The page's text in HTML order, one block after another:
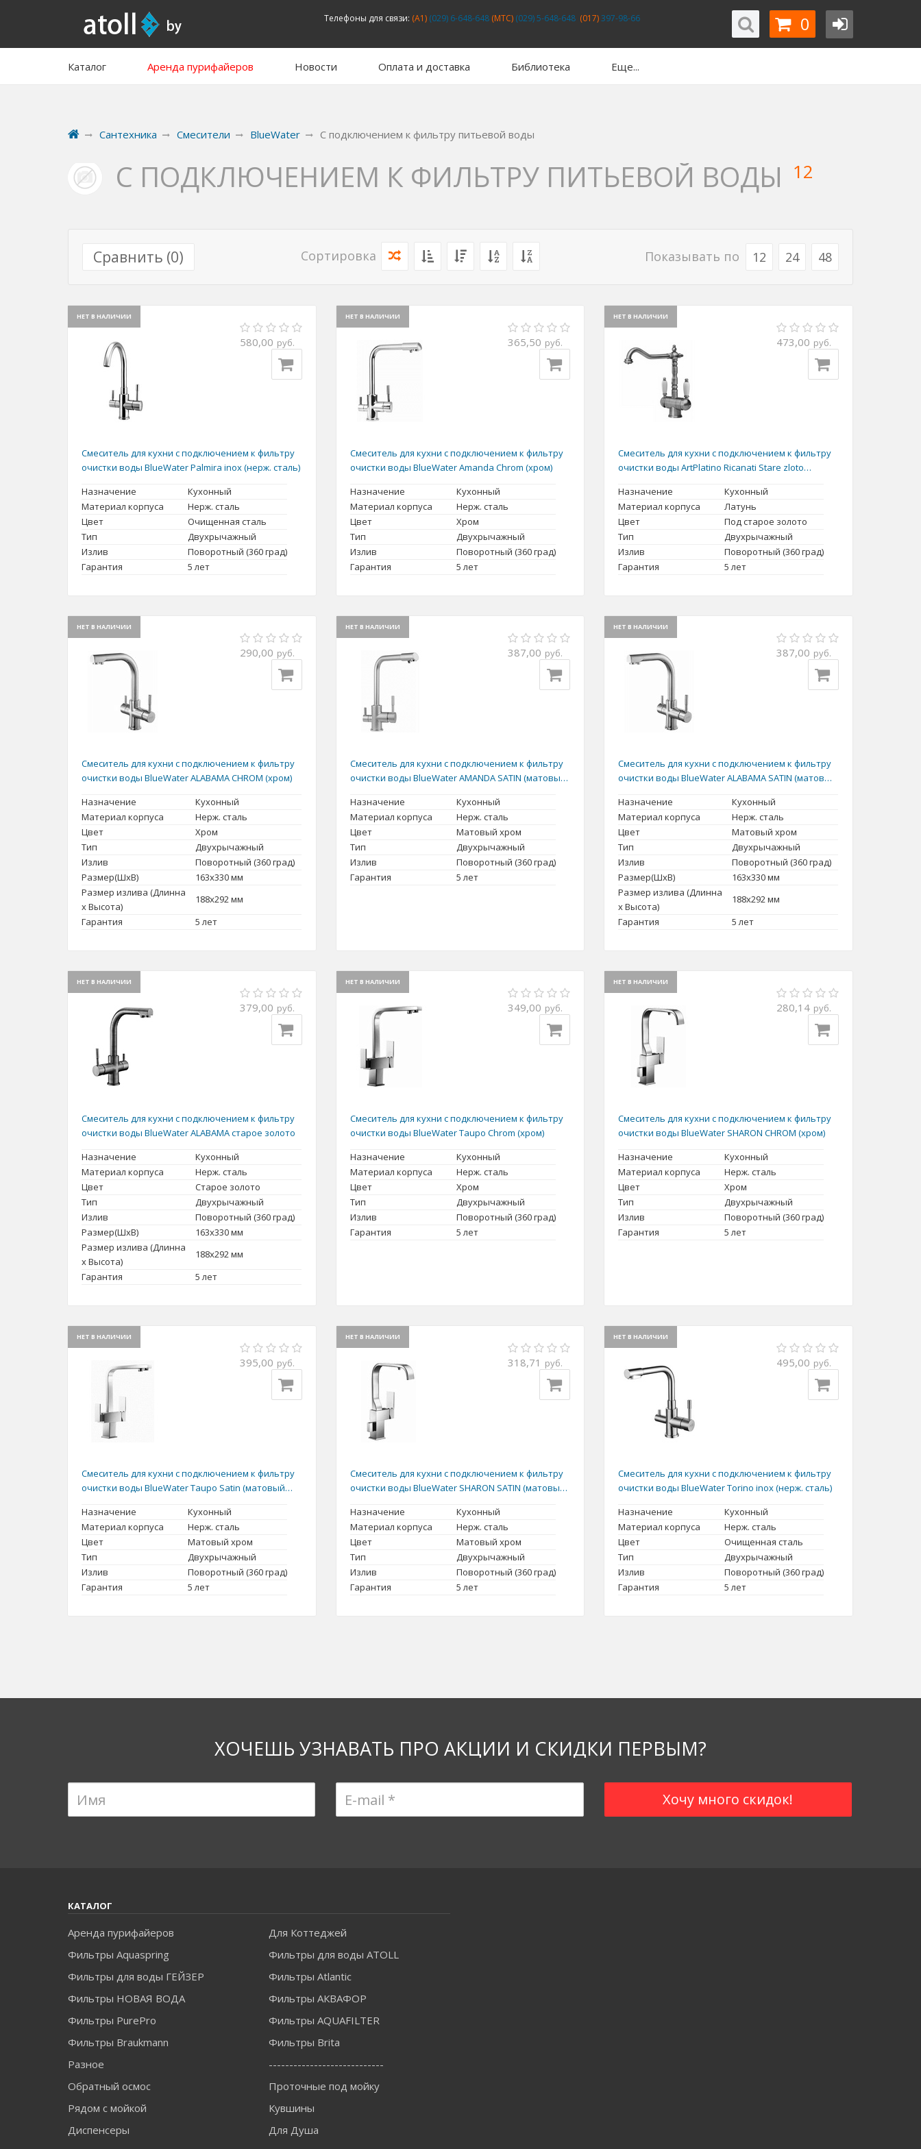
Телефоны для связи: (A1)(029) 6-648-648(MTC)(029) 5-648-648 (017)397-98-66 0
Каталог Аренда пурифайеров Новости Оплата и доставка Библиотека Еще...
Сантехника Смесители BlueWater С подключением к фильтру питьевой воды
С ПОДКЛЮЧЕНИЕМ К ФИЛЬТРУ ПИТЬЕВОЙ ВОДЫ 12
Сравнить (0) Показывать по 12 24 48
Сортировка
НЕТ В НАЛИЧИИ
580,00 руб.
Смеситель для кухни с подключением к фильтру
очистки воды BlueWater Palmira inox (нерж. сталь)
Назначение
Кухонный
Материал корпуса
Нерж. сталь
Цвет
Очищенная сталь
Тип
Двухрычажный
Излив
Поворотный (360 град)
Гарантия
5 лет
НЕТ В НАЛИЧИИ
365,50 руб.
Смеситель для кухни с подключением к фильтру
очистки воды BlueWater Amanda Chrom (хром)
Назначение
Кухонный
Материал корпуса
Нерж. сталь
Цвет
Хром
Тип
Двухрычажный
Излив
Поворотный (360 град)
Гарантия
5 лет
НЕТ В НАЛИЧИИ
473,00 руб.
Смеситель для кухни с подключением к фильтру
очистки воды ArtPlatino Ricanati Stare zloto
Назначение
Кухонный
Материал корпуса
Латунь
Цвет
Под старое золото
Тип
Двухрычажный
Излив
Поворотный (360 град)
Гарантия
5 лет
НЕТ В НАЛИЧИИ
290,00 руб.
Смеситель для кухни с подключением к фильтру
очистки воды BlueWater ALABAMA CHROM (хром)
Назначение
Кухонный
Материал корпуса
Нерж. сталь
Цвет
Хром
Тип
Двухрычажный
Излив
Поворотный (360 град)
Размер(ШxВ)
163x330 мм
Размер излива (Длинна
x Высота)
188x292 мм
Гарантия
5 лет
НЕТ В НАЛИЧИИ
387,00 руб.
Смеситель для кухни с подключением к фильтру
очистки воды BlueWater AMANDA SATIN (матовый
Назначение
Кухонный
Материал корпуса
Нерж. сталь
Цвет
Матовый хром
Тип
Двухрычажный
Излив
Поворотный (360 град)
Гарантия
5 лет
НЕТ В НАЛИЧИИ
387,00 руб.
Смеситель для кухни с подключением к фильтру
очистки воды BlueWater ALABAMA SATIN (матовый
Назначение
Кухонный
Материал корпуса
Нерж. сталь
Цвет
Матовый хром
Тип
Двухрычажный
Излив
Поворотный (360 град)
Размер(ШxВ)
163x330 мм
Размер излива (Длинна
x Высота)
188x292 мм
Гарантия
5 лет
НЕТ В НАЛИЧИИ
379,00 руб.
Смеситель для кухни с подключением к фильтру
очистки воды BlueWater ALABAMA старое золото
Назначение
Кухонный
Материал корпуса
Нерж. сталь
Цвет
Старое золото
Тип
Двухрычажный
Излив
Поворотный (360 град)
Размер(ШxВ)
163x330 мм
Размер излива (Длинна
x Высота)
188x292 мм
Гарантия
5 лет
НЕТ В НАЛИЧИИ
349,00 руб.
Смеситель для кухни с подключением к фильтру
очистки воды BlueWater Taupo Chrom (хром)
Назначение
Кухонный
Материал корпуса
Нерж. сталь
Цвет
Хром
Тип
Двухрычажный
Излив
Поворотный (360 град)
Гарантия
5 лет
НЕТ В НАЛИЧИИ
280,14 руб.
Смеситель для кухни с подключением к фильтру
очистки воды BlueWater SHARON CHROM (хром)
Назначение
Кухонный
Материал корпуса
Нерж. сталь
Цвет
Хром
Тип
Двухрычажный
Излив
Поворотный (360 град)
Гарантия
5 лет
НЕТ В НАЛИЧИИ
395,00 руб.
Смеситель для кухни с подключением к фильтру
очистки воды BlueWater Taupo Satin (матовый
Назначение
Кухонный
Материал корпуса
Нерж. сталь
Цвет
Матовый хром
Тип
Двухрычажный
Излив
Поворотный (360 град)
Гарантия
5 лет
НЕТ В НАЛИЧИИ
318,71 руб.
Смеситель для кухни с подключением к фильтру
очистки воды BlueWater SHARON SATIN (матовый
Назначение
Кухонный
Материал корпуса
Нерж. сталь
Цвет
Матовый хром
Тип
Двухрычажный
Излив
Поворотный (360 град)
Гарантия
5 лет
НЕТ В НАЛИЧИИ
495,00 руб.
Смеситель для кухни с подключением к фильтру
очистки воды BlueWater Torino inox (нерж. сталь)
Назначение
Кухонный
Материал корпуса
Нерж. сталь
Цвет
Очищенная сталь
Тип
Двухрычажный
Излив
Поворотный (360 град)
Гарантия
5 лет
ХОЧЕШЬ УЗНАВАТЬ ПРО АКЦИИ И СКИДКИ ПЕРВЫМ?
КАТАЛОГ
Аренда пурифайеров
Для Коттеджей
Фильтры Aquaspring
Фильтры для воды ATOLL
Фильтры для воды ГЕЙЗЕР
Фильтры Atlantic
Фильтры НОВАЯ ВОДА
Фильтры АКВАФОР
Фильтры PurePro
Фильтры AQUAFILTER
Фильтры Braukmann
Фильтры Brita
Разное
----------------------------
Обратный осмос
Проточные под мойку
Рядом с мойкой
Кувшины
Диспенсеры
Для Душа